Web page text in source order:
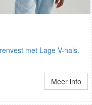
met Lage V-hals.
Meer info